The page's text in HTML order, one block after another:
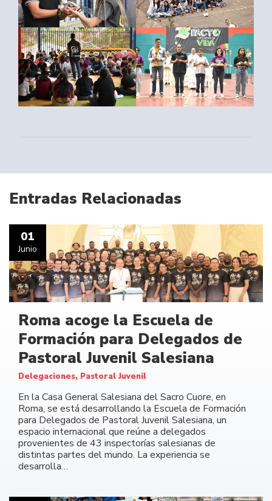
Entradas Relacionadas
01
Junio
Roma acoge la Escuela de
Formación para Delegados de
Pastoral Juvenil Salesiana
Delegaciones, Pastoral Juvenil
En la Casa General Salesiana del Sacro Cuore, en
Roma, se está desarrollando la Escuela de Formación
para Delegados de Pastoral Juvenil Salesiana, un
espacio internacional que reúne a delegados
provenientes de 43 inspectorías salesianas de
distintas partes del mundo. La experiencia se
desarrolla…